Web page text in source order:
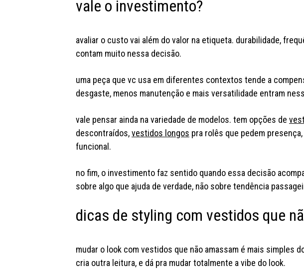
vale o investimento?
avaliar o custo vai além do valor na etiqueta. durabilidade,
contam muito nessa decisão.
uma peça que vc usa em diferentes contextos tende a
desgaste, menos manutenção e mais versatilidade entram
vale pensar ainda na variedade de modelos. tem opções de
descontraídos,vestidos longos pra rolês que pedem
funcional.
no fim, o investimento faz sentido quando essa decisão
sobre algo que ajuda de verdade, não sobre tendência
dicas de styling com vestidos que
mudar o look com vestidos que não amassam é mais simples
cria outra leitura, e dá pra mudar totalmente a vibe do look.